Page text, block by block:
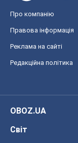
Про компанію
Правова інформація
Реклама на сайті
Редакційна політика
OBOZ.UA
Світ